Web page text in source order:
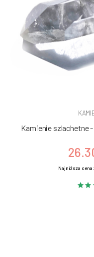
Kamienie szlachetne
Najniższa